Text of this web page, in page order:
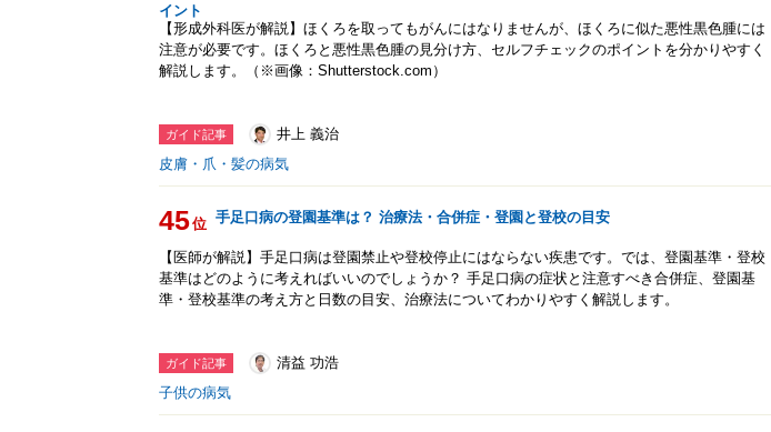
イント
【形成外科医が解説】ほくろを取ってもがんにはなりませんが、ほくろに似た悪性黒色腫には
注意が必要です。ほくろと悪性黒色腫の見分け方、セルフチェックのポイントを分かりやすく
解説します。（※画像：Shutterstock.com）
ガイド記事
井上 義治
皮膚・爪・髪の病気
45位 手足口病の登園基準は？ 治療法・合併症・登園と登校の目安
【医師が解説】手足口病は登園禁止や登校停止にはならない疾患です。では、登園基準・登校
基準はどのように考えればいいのでしょうか？ 手足口病の症状と注意すべき合併症、登園基
準・登校基準の考え方と日数の目安、治療法についてわかりやすく解説します。
ガイド記事
清益 功浩
子供の病気